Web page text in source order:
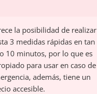
la posibilidad de realizar
3 medidas rápidas en tan
10 minutos, por lo que es
para usar en caso de
además, tiene un
accesible.